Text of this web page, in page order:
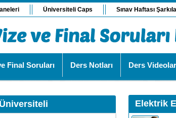
Üniversiteli Caps Sınav Haftası
Final Soruları Ders Notları Ders
Elektrik